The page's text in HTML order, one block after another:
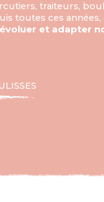
traiteurs,
toutes ces années,
évoluer et adapter